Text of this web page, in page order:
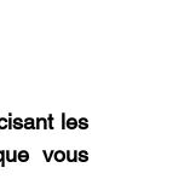
les
vous